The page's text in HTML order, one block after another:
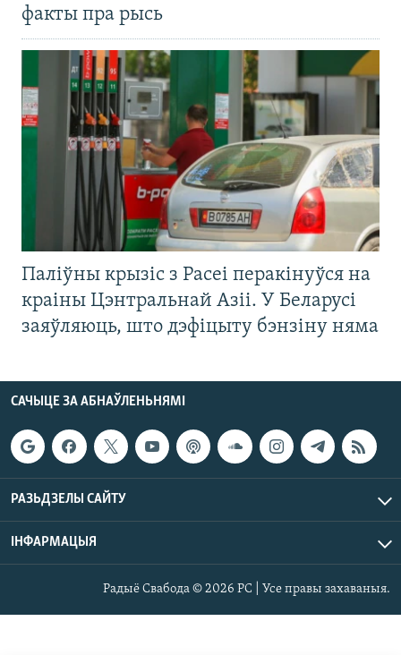
факты пра рысь
Паліўны крызіс з Расеі перакінуўся на
краіны Цэнтральнай Азіі. У Беларусі
заяўляюць, што дэфіцыту бэнзіну няма
САЧЫЦЕ ЗА АБНАЎЛЕНЬНЯМІ
РАЗЬДЗЕЛЫ САЙТУ
ІНФАРМАЦЫЯ
Радыё Свабода © 2026 РС | Усе правы захаваныя.